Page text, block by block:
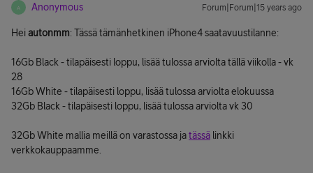
A Anonymous Forum|Forum|15 years ago
Heiautonmm: Tässä tämänhetkinen iPhone4 saatavuustilanne:
16Gb Black - tilapäisesti loppu, lisää tulossa arviolta tällä viikolla - vk
28
16Gb White - tilapäisesti loppu, lisää tulossa arviolta elokuussa
32Gb Black - tilapäisesti loppu, lisää tulossa arviolta vk 30
32Gb White mallia meillä on varastossa jatässä linkki
verkkokauppaamme.